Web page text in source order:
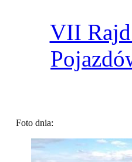
VII
Foto dnia: